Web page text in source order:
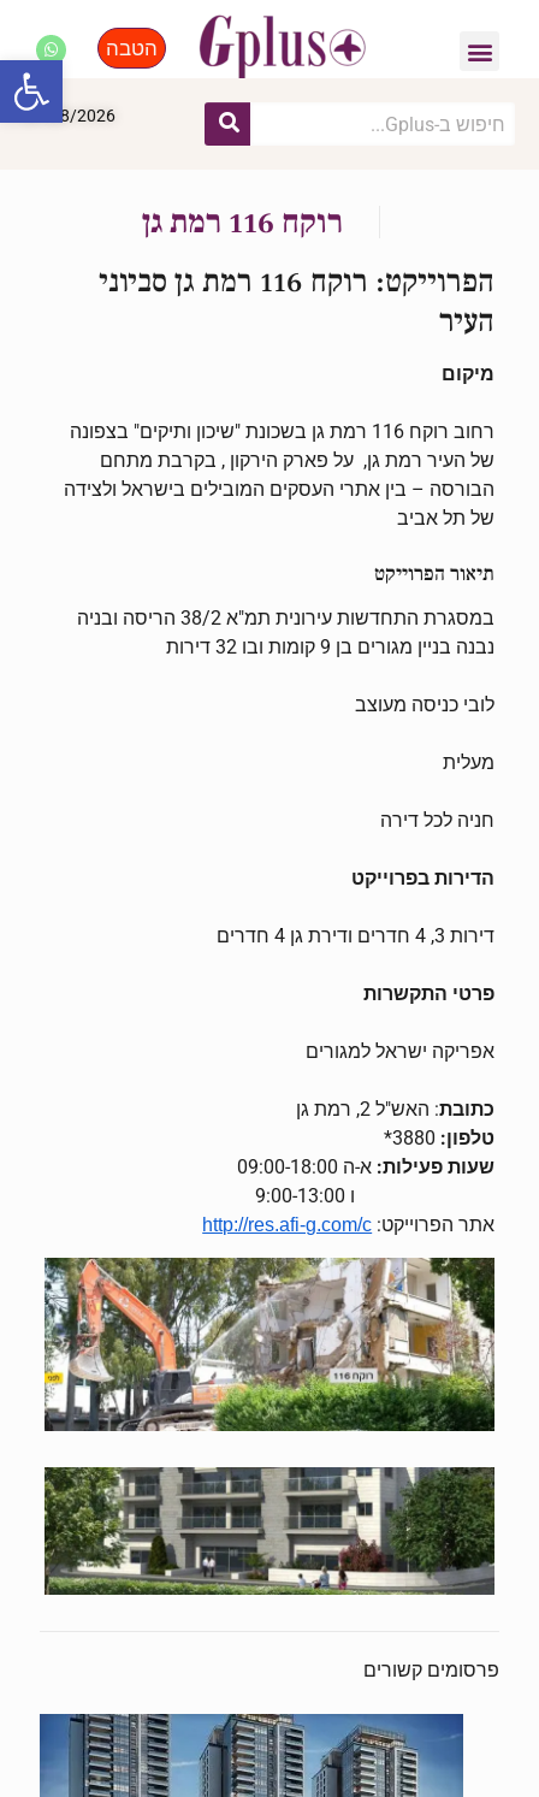
הטבה
07/08/2026
רוקח 116 רמת גן
הפרוייקט: רוקח 116 רמת גן סביוני
העיר
מיקום
רחוב רוקח 116 רמת גן בשכונת "שיכון ותיקים" בצפונה
של העיר רמת גן, על פארק הירקון , בקרבת מתחם
הבורסה – בין אתרי העסקים המובילים בישראל ולצידה
של תל אביב
תיאור הפרוייקט
במסגרת התחדשות עירונית תמ"א 38/2 הריסה ובניה
נבנה בניין מגורים בן 9 קומות ובו 32 דירות
לובי כניסה מעוצב
מעלית
חניה לכל דירה
הדירות בפרוייקט
דירות 3, 4 חדרים ודירת גן 4 חדרים
פרטי התקשרות
אפריקה ישראל למגורים
כתובת: האש"ל 2, רמת גן
טלפון:
3880*
שעות פעילות: א-ה 09:00-18:00
ו 9:00-13:00
אתר הפרוייקט: http://res.afi-g.com/c
פרסומים קשורים
פתח